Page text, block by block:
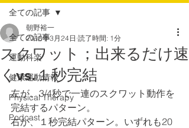
全ての記事
運動科楽
健康運動情報
Physical Therapy
Podcast
全ての記事
スクワット；出来るだけ速
くvs.１秒完結
朝野裕一
2018年3月24日 読了時間: 1分
左が、3/4秒で一連のスクワット動作を
完結するパターン。
右が、１秒完結パターン。いずれも20